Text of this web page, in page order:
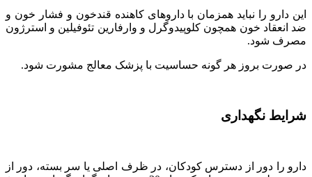
این دارو را نباید همزمان با داروهای کاهنده قندخون و فشار خون و
ضد انعقاد خون همچون کلوپیدوگرل و وارفارین تئوفیلین و استرژون
مصرف شود.
در صورت بروز هر گونه حساسیت با پزشک معالج مشورت شود.
شرایط نگهداری
دارو را دور از دسترس کودکان، در ظرف اصلی یا سر بسته، دور از